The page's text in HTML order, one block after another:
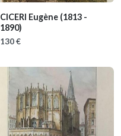
CICERI Eugène (1813 -
1890)
130 €